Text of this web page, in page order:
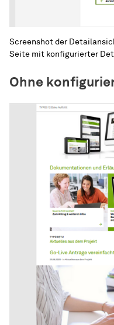
Screenshot der
Seite mit konfigurierter
Ohne